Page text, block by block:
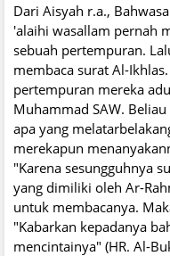
Dari Aisyah r.a.,
'alaihi wasallam pernah
sebuah pertempuran.
membaca surat Al-
pertempuran mereka
Muhammad SAW.
apa yang
merekapun
"Karena sesungguhnya
yang dimiliki oleh Ar-
untuk membacanya.
"Kabarkan kepadanya
mencintainya" (HR. Al-